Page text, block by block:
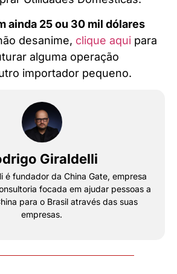
ainda 25 ou 30 mil dólares
desanime, clique aqui para
alguma operação
importador pequeno.
Giraldelli
é fundador da China Gate, empresa
focada em ajudar pessoas a
para o Brasil através das suas
empresas.